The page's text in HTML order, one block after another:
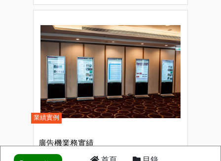
業績實例
廣告機業務實績